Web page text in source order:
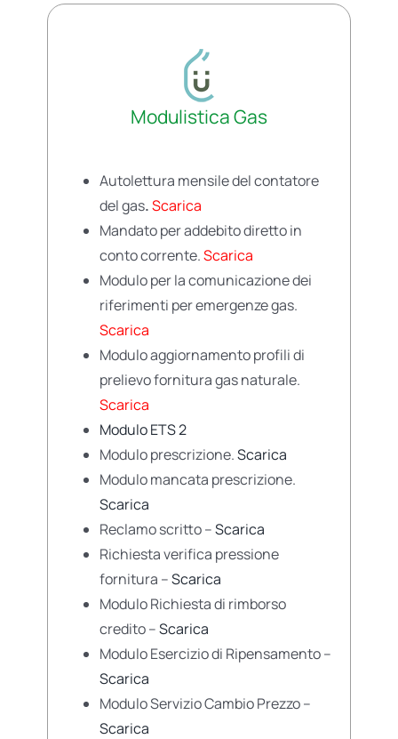
Modulistica Gas
Autolettura mensile del contatore
del gas.Scarica
Mandato per addebito diretto in
conto corrente.Scarica
Modulo per la comunicazione dei
riferimenti per emergenze gas.
Scarica
Modulo aggiornamento profili di
prelievo fornitura gas naturale.
Scarica
Modulo ETS 2
Modulo prescrizione.Scarica
Modulo mancata prescrizione.
Scarica
Reclamo scritto –Scarica
Richiesta verifica pressione
fornitura –Scarica
Modulo Richiesta di rimborso
credito –Scarica
Modulo Esercizio di Ripensamento –
Scarica
Modulo Servizio Cambio Prezzo –
Scarica